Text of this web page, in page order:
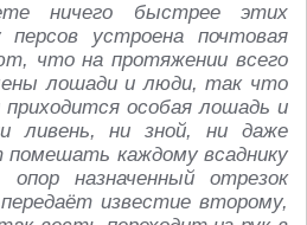
ничего быстрее этих
устроена почтовая
что на протяжении всего
лошади и люди, так что
особая лошадь и
ливень, ни зной, ни даже
помешать каждому всаднику
назначенный отрезок
известие второму,